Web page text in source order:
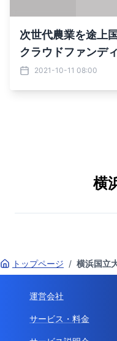
次世代農業を途上
クラウドファンデ
2021-10-11 08:00
横
トップページ / 横浜国立
運営会社
サービス・料金